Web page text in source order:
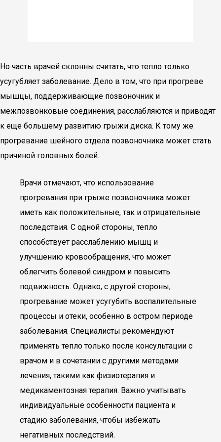
Но часть врачей склонны считать, что тепло только
усугубляет заболевание. Дело в том, что при прогреве
мышцы, поддерживающие позвоночник и
межпозвонковые соединения, расслабляются и приводят
к еще большему развитию грыжи диска. К тому же
прогревание шейного отдела позвоночника может стать
причиной головных болей.
Врачи отмечают, что использование
прогревания при грыже позвоночника может
иметь как положительные, так и отрицательные
последствия. С одной стороны, тепло
способствует расслаблению мышц и
улучшению кровообращения, что может
облегчить болевой синдром и повысить
подвижность. Однако, с другой стороны,
прогревание может усугубить воспалительные
процессы и отеки, особенно в остром периоде
заболевания. Специалисты рекомендуют
применять тепло только после консультации с
врачом и в сочетании с другими методами
лечения, такими как физиотерапия и
медикаментозная терапия. Важно учитывать
индивидуальные особенности пациента и
стадию заболевания, чтобы избежать
негативных последствий.